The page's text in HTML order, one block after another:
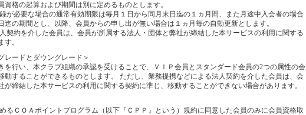
資格の起算および期間は別に定めるものとします。
が必要な場合の通常有効期限は毎月１日から同月末日迄の１ヵ月間、また月途中入会者の場合
迄の期間とし、以降、会員からの申し出が無い場合は１ヵ月毎の自動更新とします。
契約を介した会員は、会員が所属する法人・団体と弊社が締結した本サービスの利用に関する
。
レードとダウングレード＞
を行い、本クラブ組織の承認を受けることで、ＶＩＰ会員とスタンダード会員の2つの属性の会
動することができるものとします。 ただし、業務提携などによる法人契約を介した会員は、会
が締結した本サービスの利用に関する契約に準じ、移動することができない場合があります。
るＣＯＡポイントプログラム（以下『ＣＰＰ』という）規約に同意した会員のみに会員資格取